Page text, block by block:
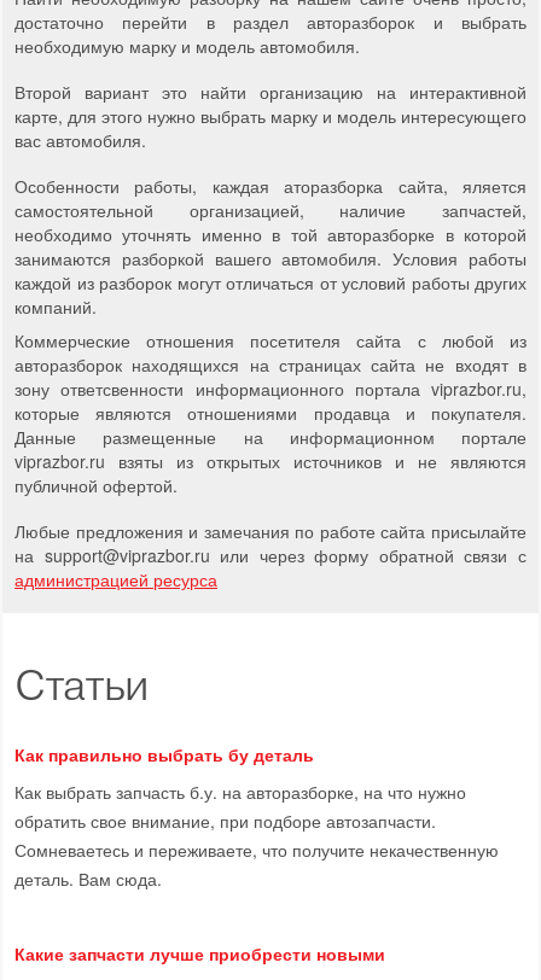
достаточно перейти в раздел авторазборок и выбрать
необходимую марку и модель автомобиля.
Второй вариант это найти организацию на интерактивной
карте, для этого нужно выбрать марку и модель интересующего
вас автомобиля.
Особенности работы, каждая аторазборка сайта, яляется
самостоятельной организацией, наличие запчастей,
необходимо уточнять именно в той авторазборке в которой
занимаются разборкой вашего автомобиля. Условия работы
каждой из разборок могут отличаться от условий работы других
компаний.
Коммерческие отношения посетителя сайта с любой из
авторазборок находящихся на страницах сайта не входят в
зону ответсвенности информационного портала viprazbor.ru,
которые являются отношениями продавца и покупателя.
Данные размещенные на информационном портале
viprazbor.ru взяты из открытых источников и не являются
публичной офертой.
Любые предложения и замечания по работе сайта присылайте
на support@viprazbor.ru или через форму обратной связи с
администрацией ресурса
Статьи
Как правильно выбрать бу деталь
Как выбрать запчасть б.у. на авторазборке, на что нужно
обратить свое внимание, при подборе автозапчасти.
Сомневаетесь и переживаете, что получите некачественную
деталь. Вам сюда.
Какие запчасти лучше приобрести новыми